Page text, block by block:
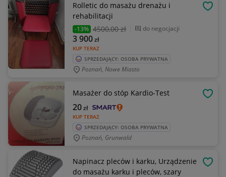
Rolletic do masażu drenażu i
rehabilitacji
-13% 4500,00 zł do negocjacji
KUP TERAZ
3 900zł
SPRZEDAJĄCY: OSOBA PRYWATNA
Poznań, Nowe Miasto
Masażer do stóp Kardio-Test
KUP TERAZ
20zł
SPRZEDAJĄCY: OSOBA PRYWATNA
Poznań, Grunwald
Napinacz pleców i karku, Urządzenie
do masażu karku i pleców, szary